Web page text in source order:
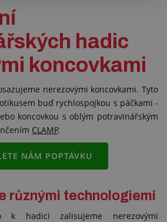
hadic
koncovkami
nerezovými koncovkami. Tyto
buď rychlospojkou s páčkami -
koncovkou s oblým potravinářským
CLAMP.
NÁM POPTÁVKU
různými technologiemi
k hadici zalisujeme nerezovými